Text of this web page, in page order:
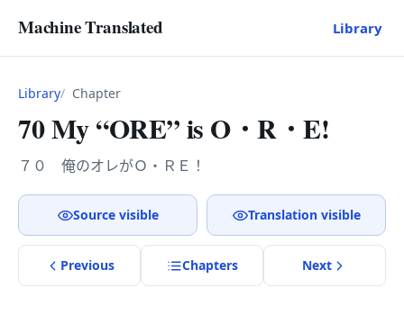
Machine Translated Library
Library Chapter
70 My “ORE” is O・R・E!
７０ 俺のオレがＯ・ＲＥ！
Source visible Translation visible
Previous Chapters Next